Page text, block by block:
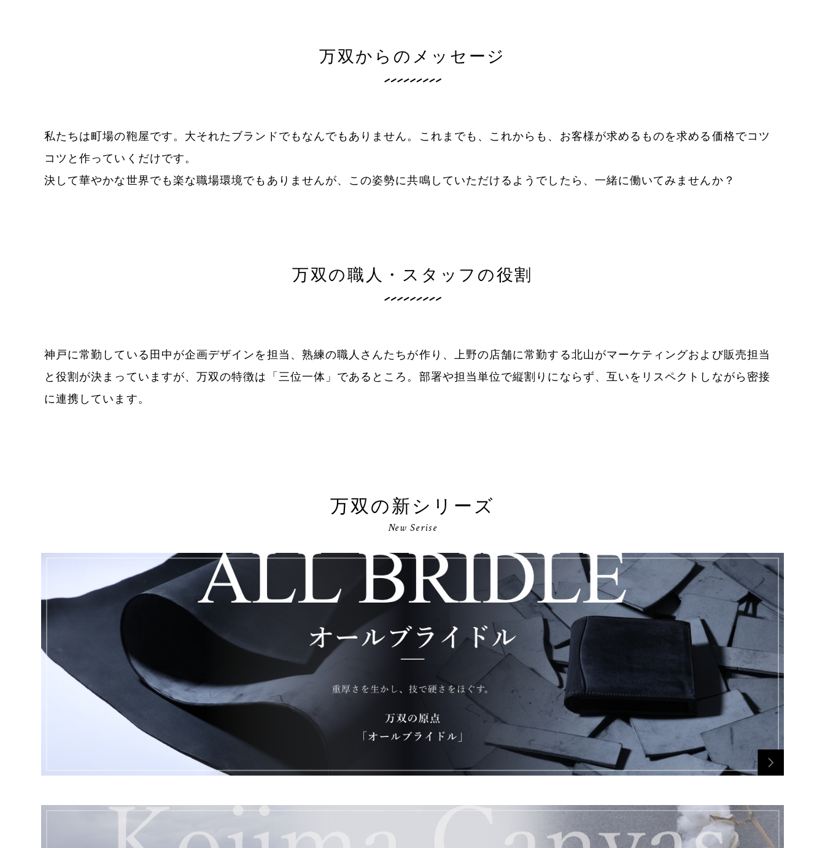
万双からのメッセージ
私たちは町場の鞄屋です。大それたブランドでもなんでもありません。これまでも、これからも、お客様が求めるものを求める価格でコツ
コツと作っていくだけです。
決して華やかな世界でも楽な職場環境でもありませんが、この姿勢に共鳴していただけるようでしたら、一緒に働いてみませんか？
万双の職人・スタッフの役割
神戸に常勤している田中が企画デザインを担当、熟練の職人さんたちが作り、上野の店舗に常勤する北山がマーケティングおよび販売担当
と役割が決まっていますが、万双の特徴は「三位一体」であるところ。部署や担当単位で縦割りにならず、互いをリスペクトしながら密接
に連携しています。
万双の新シリーズ
New Serise